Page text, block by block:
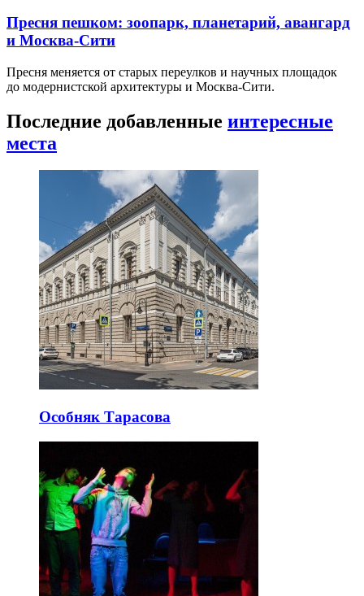
Пресня пешком: зоопарк, планетарий, авангард
и Москва-Сити
Пресня меняется от старых переулков и научных площадок
до модернистской архитектуры и Москва-Сити.
Последние добавленные интересные
места
Особняк Тарасова